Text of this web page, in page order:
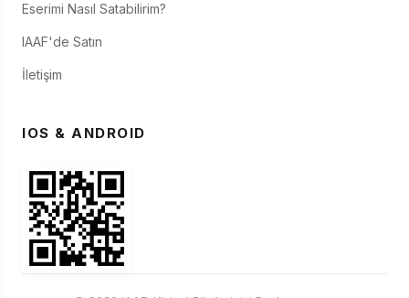
Eserimi Nasıl Satabilirim?
IAAF'de Satın
İletişim
IOS & ANDROID